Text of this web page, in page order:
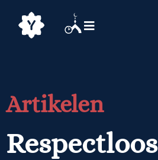
Artikelen
Respectloos